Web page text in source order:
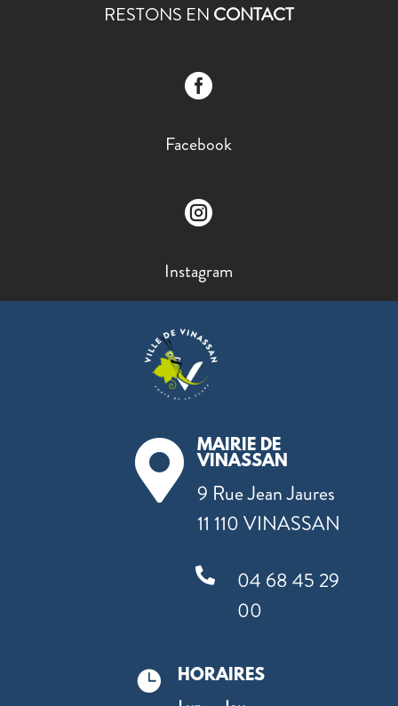
RESTONS EN CONTACT

Facebook

Instagram

MAIRIE DE
VINASSAN
9 Rue Jean Jaures
11 110 VINASSAN

04 68 45 29
00
 HORAIRES